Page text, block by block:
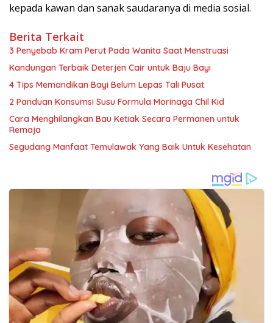
kepada kawan dan sanak saudaranya di media sosial.
Berita Terkait
3 Penyebab Kram Perut Pada Wanita Saat Menstruasi
Kandungan Terbaik Deterjen Cair untuk Baju Bayi
4 Tips Memandikan Bayi Belum Lepas Tali Pusat
2 Panduan Konsumsi Susu Formula Morinaga Chil Kid
Cara Menghilangkan Bau Ketiak Secara Permanen untuk
Remaja
Segudang Manfaat Temulawak Yang Baik Untuk Kesehatan